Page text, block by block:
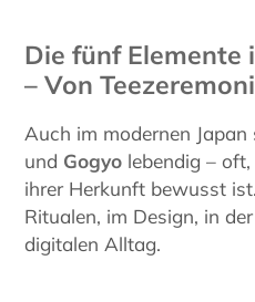
Die fünf Elemente
– Von
Auch im modernen Japan
und Gogyo lebendig –
ihrer Herkunft bewusst
Ritualen, im Design, in
digitalen Alltag.